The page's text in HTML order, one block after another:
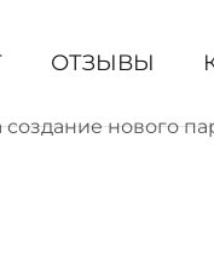
ОТЗЫВЫ
нового